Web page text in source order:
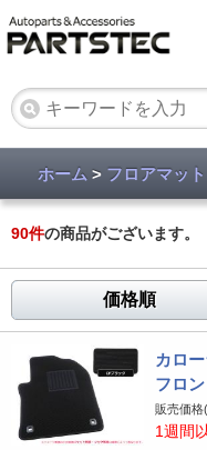
ホーム > フロアマット
90件の商品がございます。
価格順
カロ
フロ
販売価格
1週間